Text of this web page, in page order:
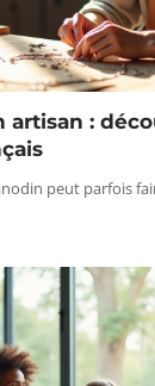
artisan :
peut parfois